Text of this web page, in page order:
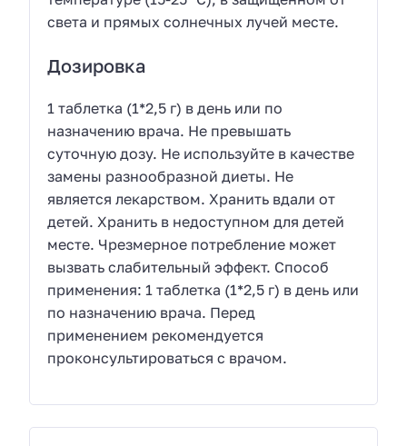
света и прямых солнечных лучей месте.
Дозировка
1 таблетка (1*2,5 г) в день или по
назначению врача. Не превышать
суточную дозу. Не используйте в качестве
замены разнообразной диеты. Не
является лекарством. Хранить вдали от
детей. Хранить в недоступном для детей
месте. Чрезмерное потребление может
вызвать слабительный эффект. Способ
применения: 1 таблетка (1*2,5 г) в день или
по назначению врача. Перед
применением рекомендуется
проконсультироваться с врачом.